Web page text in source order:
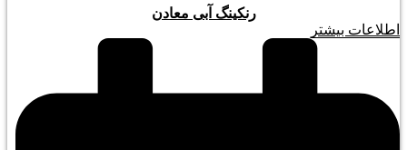
رنکینگ آبی معادن
اطلاعات بیشتر